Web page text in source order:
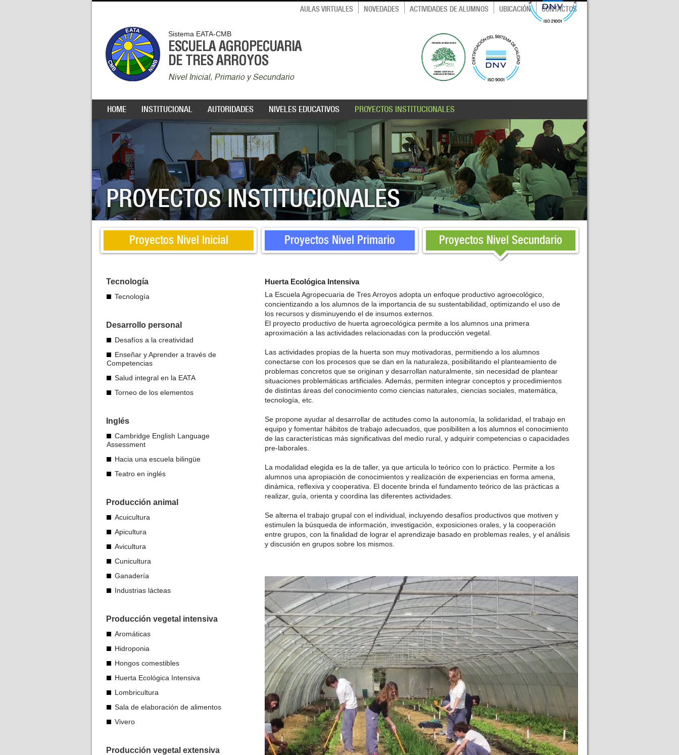
AULAS VIRTUALES NOVEDADES ACTIVIDADES DE ALUMNOS UBICACIÓN CONTACTOS
Sistema EATA-CMB
ESCUELA AGROPECUARIA
DE TRES ARROYOS
Nivel Inicial, Primario y Secundario
HOME INSTITUCIONAL AUTORIDADES NIVELES EDUCATIVOS PROYECTOS INSTITUCIONALES
PROYECTOS INSTITUCIONALES
Proyectos Nivel Inicial Proyectos Nivel Primario Proyectos Nivel Secundario
Tecnología
Tecnología
Desarrollo personal
Desafíos a la creatividad
Enseñar y Aprender a través de
Competencias
Salud integral en la EATA
Torneo de los elementos
Inglés
Cambridge English Language
Assessment
Hacia una escuela bilingüe
Teatro en inglés
Producción animal
Acuicultura
Apicultura
Avicultura
Cunicultura
Ganadería
Industrias lácteas
Producción vegetal intensiva
Aromáticas
Hidroponia
Hongos comestibles
Huerta Ecológica Intensiva
Lombricultura
Sala de elaboración de alimentos
Vivero
Producción vegetal extensiva
Huerta Ecológica Intensiva
La Escuela Agropecuaria de Tres Arroyos adopta un enfoque productivo agroecológico,
concientizando a los alumnos de la importancia de su sustentabilidad, optimizando el uso de
los recursos y disminuyendo el de insumos externos.
El proyecto productivo de huerta agroecológica permite a los alumnos una primera
aproximación a las actividades relacionadas con la producción vegetal.
Las actividades propias de la huerta son muy motivadoras, permitiendo a los alumnos
conectarse con los procesos que se dan en la naturaleza, posibilitando el planteamiento de
problemas concretos que se originan y desarrollan naturalmente, sin necesidad de plantear
situaciones problemáticas artificiales. Además, permiten integrar conceptos y procedimientos
de distintas áreas del conocimiento como ciencias naturales, ciencias sociales, matemática,
tecnología, etc.
Se propone ayudar al desarrollar de actitudes como la autonomía, la solidaridad, el trabajo en
equipo y fomentar hábitos de trabajo adecuados, que posibiliten a los alumnos el conocimiento
de las características más significativas del medio rural, y adquirir competencias o capacidades
pre-laborales.
La modalidad elegida es la de taller, ya que articula lo teórico con lo práctico. Permite a los
alumnos una apropiación de conocimientos y realización de experiencias en forma amena,
dinámica, reflexiva y cooperativa. El docente brinda el fundamento teórico de las prácticas a
realizar, guía, orienta y coordina las diferentes actividades.
Se alterna el trabajo grupal con el individual, incluyendo desafíos productivos que motiven y
estimulen la búsqueda de información, investigación, exposiciones orales, y la cooperación
entre grupos, con la finalidad de lograr el aprendizaje basado en problemas reales, y el análisis
y discusión en grupos sobre los mismos.